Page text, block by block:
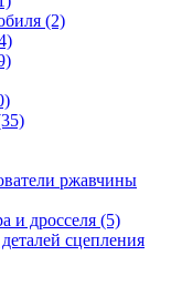
(2)
ржавчины
и дросселя (5)
сцепления